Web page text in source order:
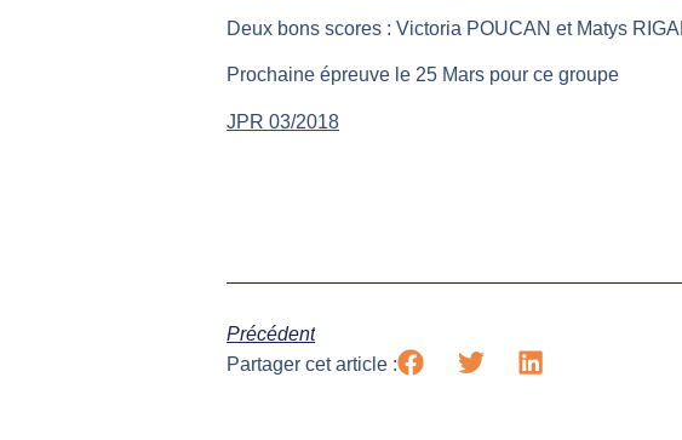
Deux bons scores : Victoria POUCAN et Matys
Prochaine épreuve le 25 Mars pour ce groupe
JPR 03/2018
Précédent
Partager cet article :